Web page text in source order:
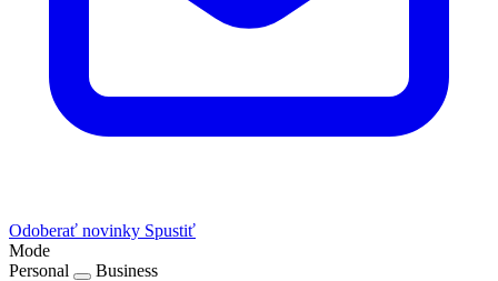
Odoberať novinky Spustiť
Mode
Personal
Business